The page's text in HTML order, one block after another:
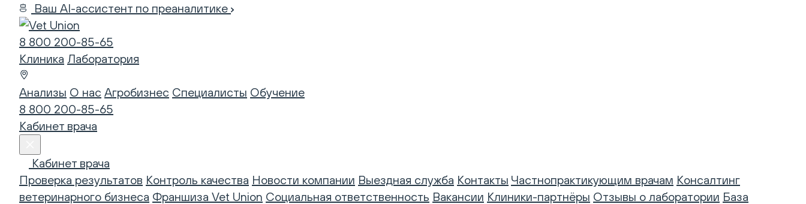
Ваш AI-ассистент по преаналитике
8 800 200-85-65
Клиника Лаборатория
Анализы О нас Агробизнес Специалисты Обучение
8 800 200-85-65
Кабинет врача
Кабинет врача
Проверка результатов Контроль качества Новости компании Выездная служба Контакты Частнопрактикующим врачам Консалтинг
ветеринарного бизнеса Франшиза Vet Union Социальная ответственность Вакансии Клиники-партнёры Отзывы о лаборатории База